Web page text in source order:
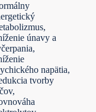
únavy a
napätia,
tvorby